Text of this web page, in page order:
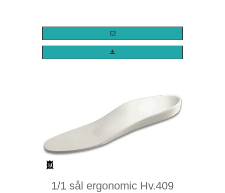
1/1 sål ergonomic Hv.409